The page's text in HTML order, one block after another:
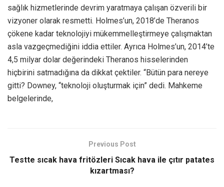
sağlık hizmetlerinde devrim yaratmaya çalışan özverili bir
vizyoner olarak resmetti. Holmes’un, 2018’de Theranos
çökene kadar teknolojiyi mükemmelleştirmeye çalışmaktan
asla vazgeçmediğini iddia ettiler. Ayrıca Holmes’un, 2014’te
4,5 milyar dolar değerindeki Theranos hisselerinden
hiçbirini satmadığına da dikkat çektiler. “Bütün para nereye
gitti? Downey, “teknoloji oluşturmak için” dedi. Mahkeme
belgelerinde,
Previous Post
Testte sıcak hava fritözleri Sıcak hava ile çıtır patates
kızartması?